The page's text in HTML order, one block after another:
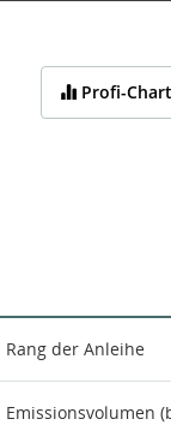
Profi-Chart
Rang der Anleihe
Emissionsvolumen